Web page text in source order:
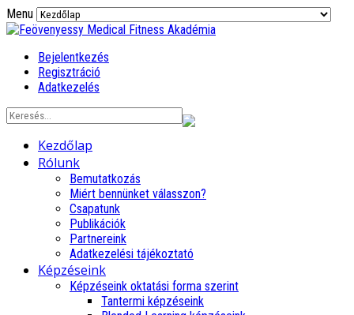
Menu
Bejelentkezés
Regisztráció
Adatkezelés
Kezdőlap
Rólunk
Bemutatkozás
Miért bennünket válasszon?
Csapatunk
Publikációk
Partnereink
Adatkezelési tájékoztató
Képzéseink
Képzéseink oktatási forma szerint
Tantermi képzéseink